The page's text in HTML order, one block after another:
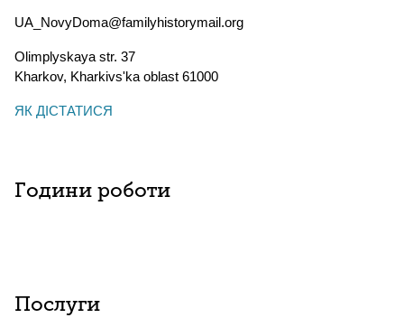
UA_NovyDoma@familyhistorymail.org
Olimplyskaya str. 37
Kharkov, Kharkivs'ka oblast 61000
ЯК ДІСТАТИСЯ
Години роботи
Послуги